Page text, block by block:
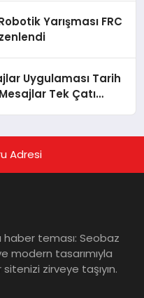
Yarışması FRC
Uygulaması Tarih
Tek Çatı
Adresi
haber teması: Seobaz
modern tasarımıyla
zirveye taşıyın.